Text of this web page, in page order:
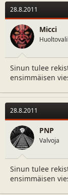
28.8.2011
Micci
Sinun tulee
ensimmäisen
28.8.2011
PNP
Valvoja
Sinun tulee
ensimmäisen